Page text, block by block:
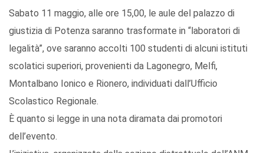
Sabato 11 maggio, alle ore 15,00, le aule del palazzo di
giustizia di Potenza saranno trasformate in “laboratori di
legalità”, ove saranno accolti 100 studenti di alcuni istituti
scolatici superiori, provenienti da Lagonegro, Melfi,
Montalbano Ionico e Rionero, individuati dall’Ufficio
Scolastico Regionale.
È quanto si legge in una nota diramata dai promotori
dell’evento.